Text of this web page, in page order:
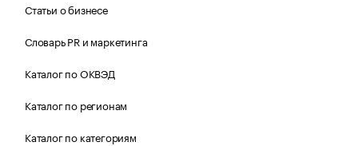
Статьи о бизнесе
Словарь PR и маркетинга
Каталог по ОКВЭД
Каталог по регионам
Каталог по категориям